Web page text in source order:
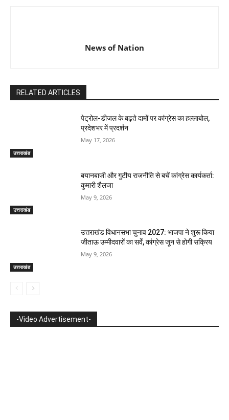
News of Nation
RELATED ARTICLES
उत्तराखंड
पेट्रोल-डीजल के बढ़ते दामों पर कांग्रेस का हल्लाबोल,
प्रदेशभर में प्रदर्शन
May 17, 2026
उत्तराखंड
बयानबाजी और गुटीय राजनीति से बचें कांग्रेस कार्यकर्ता:
कुमारी शैलजा
May 9, 2026
उत्तराखंड
उत्तराखंड विधानसभा चुनाव 2027: भाजपा ने शुरू किया
जीताऊ उम्मीदवारों का सर्वे, कांग्रेस जून से होगी सक्रिय
May 9, 2026
-Video Advertisement-